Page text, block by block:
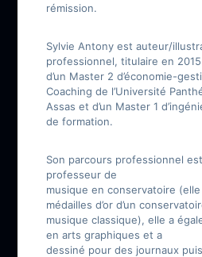
rémission.
Sylvie Antony est auteur/
professionnel, titulaire en 2015
d’un Master 2 d’économie-
Coaching de l’Université
Assas et d’un Master 1
de formation.
Son parcours professionnel
professeur de
musique en conservatoire
médailles d’or d’un
musique classique), elle a
en arts graphiques et a
dessiné pour des journaux